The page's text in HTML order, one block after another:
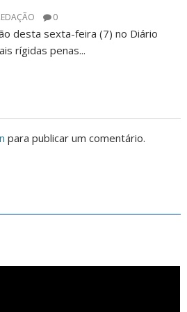
0
desta sexta-feira (7) no Diário
rígidas penas...
para publicar um comentário.